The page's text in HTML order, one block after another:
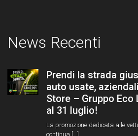
News Recenti
Prendi la strada
auto usate,
Store – Gruppo
al 31 luglio!
La promozione dedicata alle
continua [...]